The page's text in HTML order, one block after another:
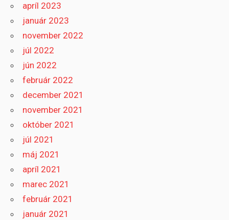
apríl 2023
január 2023
november 2022
júl 2022
jún 2022
február 2022
december 2021
november 2021
október 2021
júl 2021
máj 2021
apríl 2021
marec 2021
február 2021
január 2021